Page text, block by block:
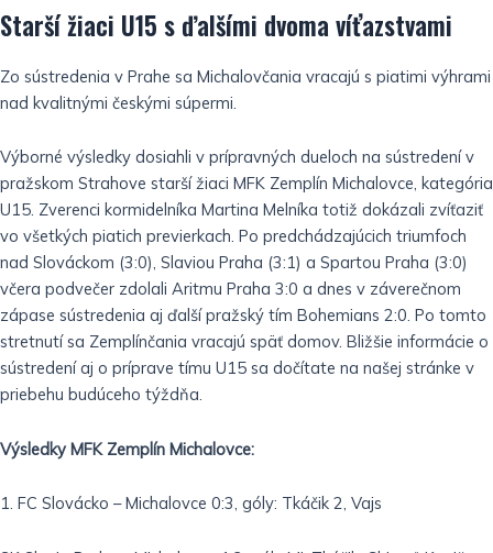
Starší žiaci U15 s ďalšími dvoma víťazstvami
Zo sústredenia v Prahe sa Michalovčania vracajú s piatimi výhrami
nad kvalitnými českými súpermi.
Výborné výsledky dosiahli v prípravných dueloch na sústredení v
pražskom Strahove starší žiaci MFK Zemplín Michalovce, kategória
U15. Zverenci kormidelníka Martina Melníka totiž dokázali zvíťaziť
vo všetkých piatich previerkach. Po predchádzajúcich triumfoch
nad Slováckom (3:0), Slaviou Praha (3:1) a Spartou Praha (3:0)
včera podvečer zdolali Aritmu Praha 3:0 a dnes v záverečnom
zápase sústredenia aj ďalší pražský tím Bohemians 2:0. Po tomto
stretnutí sa Zemplínčania vracajú späť domov. Bližšie informácie o
sústredení aj o príprave tímu U15 sa dočítate na našej stránke v
priebehu budúceho týždňa.
Výsledky MFK Zemplín Michalovce:
1. FC Slovácko – Michalovce 0:3, góly: Tkáčik 2, Vajs